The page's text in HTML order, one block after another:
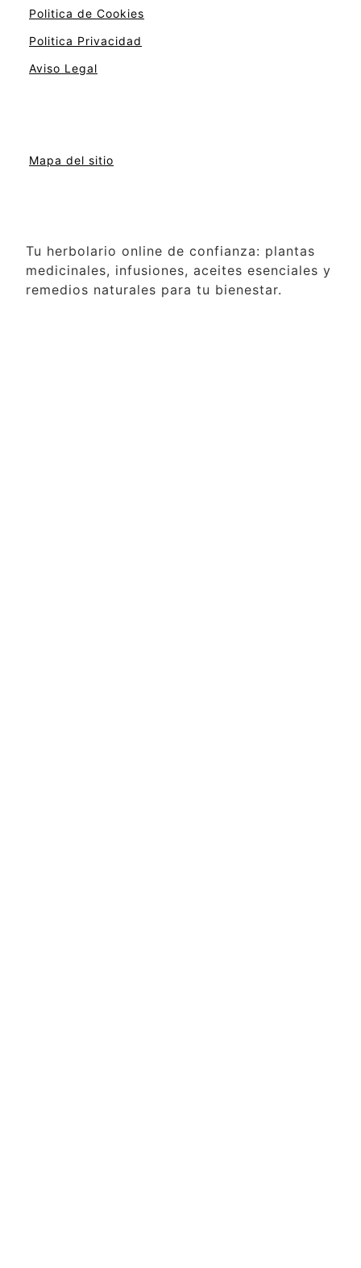
Politica de Cookies
Politica Privacidad
Aviso Legal
Mapa del sitio
Tu herbolario online de confianza: plantas
medicinales, infusiones, aceites esenciales y
remedios naturales para tu bienestar.